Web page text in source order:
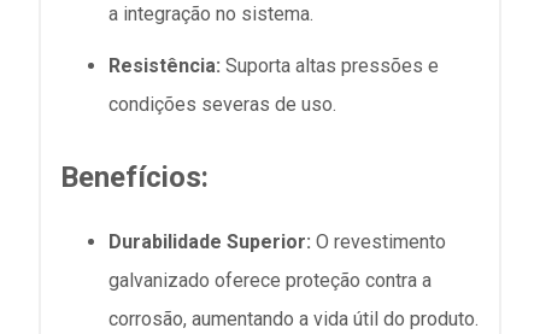
a integração no sistema.
Resistência: Suporta altas pressões e
condições severas de uso.
Benefícios:
Durabilidade Superior: O revestimento
galvanizado oferece proteção contra a
corrosão, aumentando a vida útil do produto.